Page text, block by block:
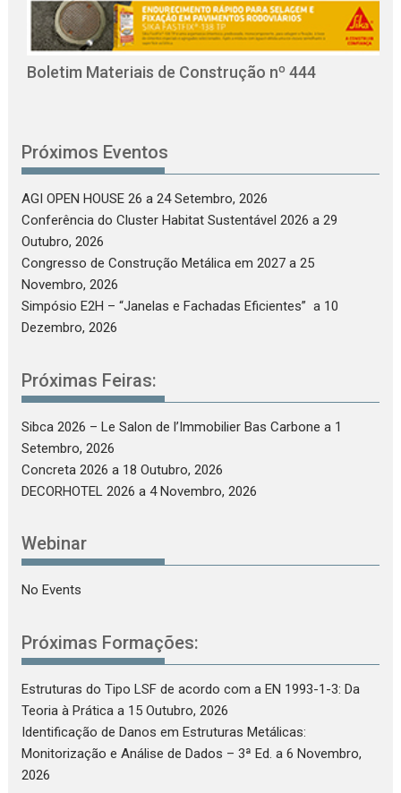
Boletim Materiais de Construção nº 444
Próximos Eventos
AGI OPEN HOUSE 26 a 24 Setembro, 2026
Conferência do Cluster Habitat Sustentável 2026 a 29
Outubro, 2026
Congresso de Construção Metálica em 2027 a 25
Novembro, 2026
Simpósio E2H – “Janelas e Fachadas Eficientes” a 10
Dezembro, 2026
Próximas Feiras:
Sibca 2026 – Le Salon de l’Immobilier Bas Carbone a 1
Setembro, 2026
Concreta 2026 a 18 Outubro, 2026
DECORHOTEL 2026 a 4 Novembro, 2026
Webinar
No Events
Próximas Formações:
Estruturas do Tipo LSF de acordo com a EN 1993-1-3: Da
Teoria à Prática a 15 Outubro, 2026
Identificação de Danos em Estruturas Metálicas:
Monitorização e Análise de Dados – 3ª Ed. a 6 Novembro,
2026